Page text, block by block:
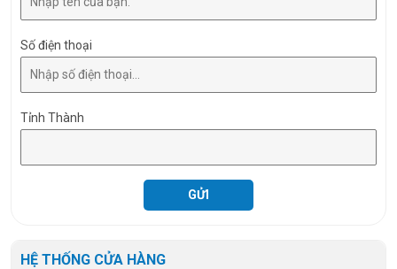
Số điện thoại
Tỉnh Thành
HỆ THỐNG CỬA HÀNG